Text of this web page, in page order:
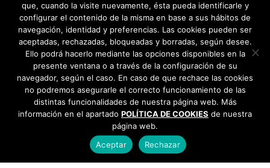
que, cuando la visite nuevamente, ésta pueda identificarle y
configurar el contenido de la misma en base a sus hábitos de
navegación, identidad y preferencias. Las cookies pueden ser
aceptadas, rechazadas, bloqueadas y borradas, según desee.
Ello podrá hacerlo mediante las opciones disponibles en la
presente ventana o a través de la configuración de su
navegador, según el caso. En caso de que rechace las cookies
no podremos asegurarle el correcto funcionamiento de las
distintas funcionalidades de nuestra página web. Más
información en el apartado POLÍTICA DE COOKIES de nuestra
página web.
Aceptar
Rechazar